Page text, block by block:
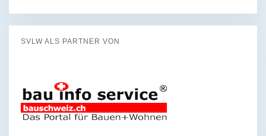
SVLW ALS PARTNER VON